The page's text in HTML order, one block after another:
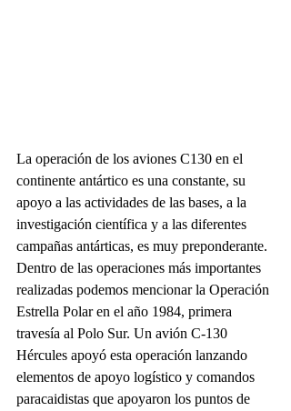
La operación de los aviones C130 en el
continente antártico es una constante, su
apoyo a las actividades de las bases, a la
investigación científica y a las diferentes
campañas antárticas, es muy preponderante.
Dentro de las operaciones más importantes
realizadas podemos mencionar la Operación
Estrella Polar en el año 1984, primera
travesía al Polo Sur. Un avión C-130
Hércules apoyó esta operación lanzando
elementos de apoyo logístico y comandos
paracaidistas que apoyaron los puntos de